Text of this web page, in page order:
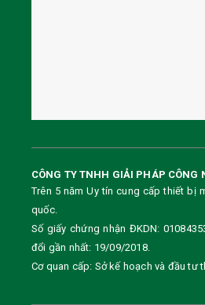
CÔNG TY TNHH GIẢI PHÁP CÔNG
Trên 5 năm Uy tín cung cấp thiết bị
quốc.
Số giấy chứng nhận ĐKDN:
đổi gần nhất: 19/09/2018.
Cơ quan cấp: Sở kế hoạch và đầu tư